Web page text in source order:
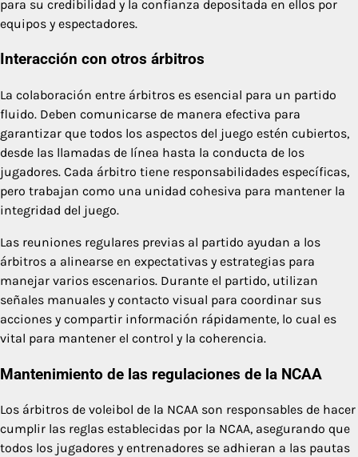
para su credibilidad y la confianza depositada en ellos por
equipos y espectadores.
Interacción con otros árbitros
La colaboración entre árbitros es esencial para un partido
fluido. Deben comunicarse de manera efectiva para
garantizar que todos los aspectos del juego estén cubiertos,
desde las llamadas de línea hasta la conducta de los
jugadores. Cada árbitro tiene responsabilidades específicas,
pero trabajan como una unidad cohesiva para mantener la
integridad del juego.
Las reuniones regulares previas al partido ayudan a los
árbitros a alinearse en expectativas y estrategias para
manejar varios escenarios. Durante el partido, utilizan
señales manuales y contacto visual para coordinar sus
acciones y compartir información rápidamente, lo cual es
vital para mantener el control y la coherencia.
Mantenimiento de las regulaciones de la NCAA
Los árbitros de voleibol de la NCAA son responsables de hacer
cumplir las reglas establecidas por la NCAA, asegurando que
todos los jugadores y entrenadores se adhieran a las pautas